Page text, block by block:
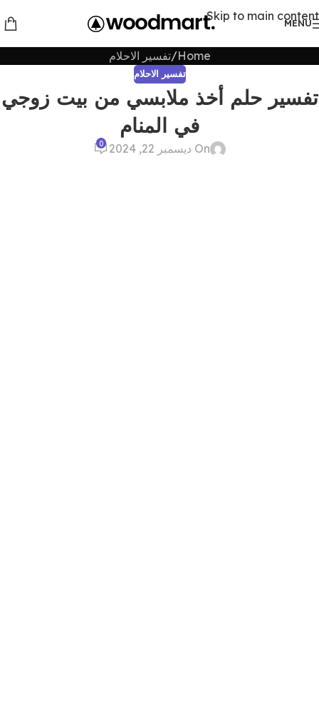
Skip to main content
MENU
Home تفسير الاحلام
تفسير الاحلام
تفسير حلم أخذ ملابسي من بيت زوجي
في المنام
On ديسمبر 22, 2024 0